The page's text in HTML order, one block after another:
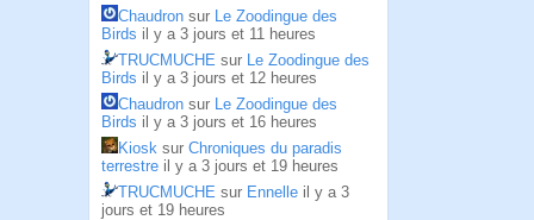
Chaudron sur Le Zoodingue des
Birds il y a 3 jours et 11 heures
TRUCMUCHE sur Le Zoodingue des
Birds il y a 3 jours et 12 heures
Chaudron sur Le Zoodingue des
Birds il y a 3 jours et 16 heures
Kiosk sur Chroniques du paradis
terrestre il y a 3 jours et 19 heures
TRUCMUCHE sur Ennelle il y a 3
jours et 19 heures